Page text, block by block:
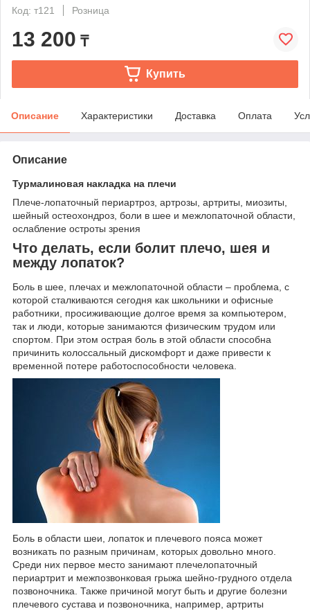
Код: т121
Розница
13 200 ₸
Купить
Описание Характеристики Доставка Оплата
Описание
Турмалиновая накладка на плечи
Плече-лопаточный периартроз, артрозы, артриты, миозиты,
шейный остеохондроз, боли в шее и межлопаточной области,
ослабление остроты зрения
Что делать, если болит плечо, шея и
между лопаток?
Боль в шее, плечах и межлопаточной области – проблема, с
которой сталкиваются сегодня как школьники и офисные
работники, просиживающие долгое время за компьютером,
так и люди, которые занимаются физическим трудом или
спортом. При этом острая боль в этой области способна
причинить колоссальный дискомфорт и даже привести к
временной потере работоспособности человека.
Боль в области шеи, лопаток и плечевого пояса может
возникать по разным причинам, которых довольно много.
Среди них первое место занимают плечелопаточный
периартрит и межпозвонковая грыжа шейно-грудного отдела
позвоночника. Также причиной могут быть и другие болезни
плечевого сустава и позвоночника, например, артриты